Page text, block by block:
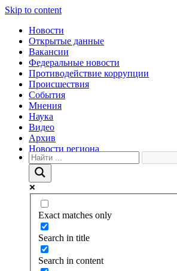
Skip to content
Новости
Открытые данные
Вакансии
Федеральные новости
Противодействие коррупции
Происшествия
События
Мнения
Наука
Видео
Архив
Новости региона
Exact matches only
Search in title
Search in content